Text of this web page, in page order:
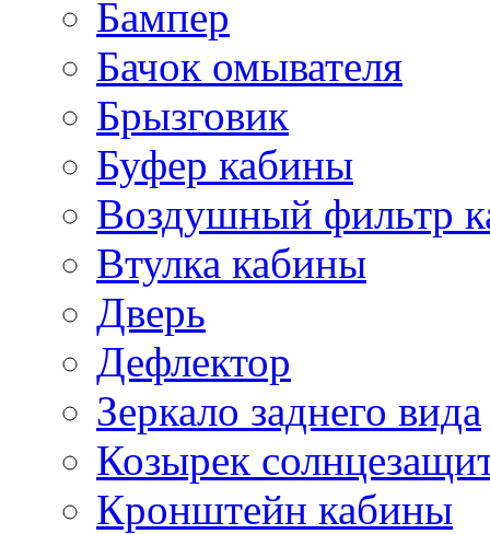
Бампер
Бачок омывателя
Брызговик
Буфер кабины
Воздушный фильтр
Втулка кабины
Дверь
Дефлектор
Зеркало заднего вида
Козырек
Кронштейн кабины